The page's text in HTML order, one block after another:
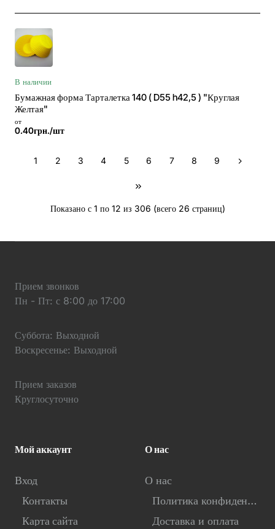
В наличии
Бумажная форма Тарталетка 140 ( D55 h42,5 ) "Круглая
Желтая"
от
0.40грн./шт
1 2 3 4 5 6 7 8 9
Показано с 1 по 12 из 306 (всего 26 страниц)
Прием звонков
Пн - Пт: с 8:00 до 17:00
Суббота: Выходной
Воскресенье: Выходной
Прием заказов
Круглосуточно
Мой аккаунт
Вход
Контакты
Карта сайта
О нас
О нас
Политика конфиденциальности
Доставка и оплата